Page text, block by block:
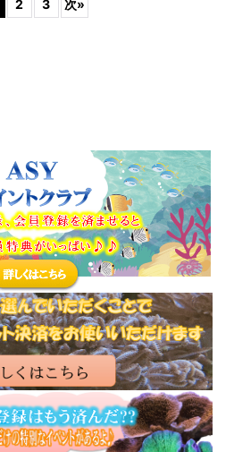
2 3 次»